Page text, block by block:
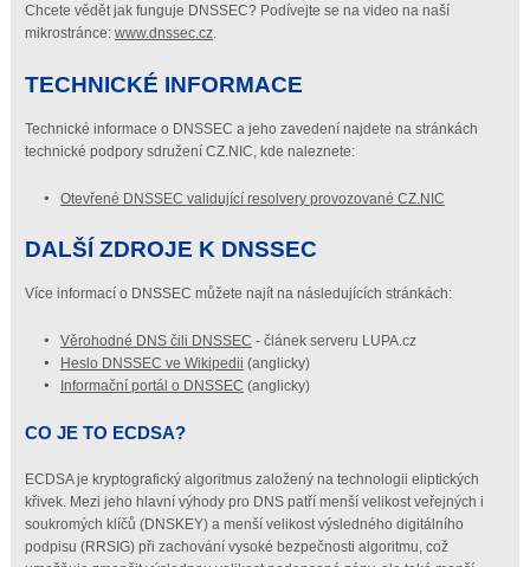
Chcete vědět jak funguje DNSSEC? Podívejte se na video na naší
mikrostránce: www.dnssec.cz.
TECHNICKÉ INFORMACE
Technické informace o DNSSEC a jeho zavedení najdete na stránkách
technické podpory sdružení CZ.NIC, kde naleznete:
Otevřené DNSSEC validující resolvery provozované CZ.NIC
DALŠÍ ZDROJE K DNSSEC
Více informací o DNSSEC můžete najít na následujících stránkách:
Věrohodné DNS čili DNSSEC - článek serveru LUPA.cz
Heslo DNSSEC ve Wikipedii (anglicky)
Informační portál o DNSSEC (anglicky)
CO JE TO ECDSA?
ECDSA je kryptografický algoritmus založený na technologii eliptických
křivek. Mezi jeho hlavní výhody pro DNS patří menší velikost veřejných i
soukromých klíčů (DNSKEY) a menší velikost výsledného digitálního
podpisu (RRSIG) při zachování vysoké bezpečnosti algoritmu, což